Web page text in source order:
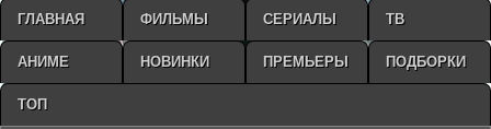
ГЛАВНАЯ ФИЛЬМЫ СЕРИАЛЫ ТВ
АНИМЕ НОВИНКИ ПРЕМЬЕРЫ ПОДБОРКИ
ТОП